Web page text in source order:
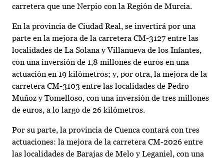
carretera que une Nerpio con la Región de Murcia.
En la provincia de Ciudad Real, se invertirá por una
parte en la mejora de la carretera CM-3127 entre las
localidades de La Solana y Villanueva de los Infantes,
con una inversión de 1,8 millones de euros en una
actuación en 19 kilómetros; y, por otra, la mejora de la
carretera CM-3103 entre las localidades de Pedro
Muñoz y Tomelloso, con una inversión de tres millones
de euros, a lo largo de 26 kilómetros.
Por su parte, la provincia de Cuenca contará con tres
actuaciones: la mejora de la carretera CM-2026 entre
las localidades de Barajas de Melo y Leganiel, con una